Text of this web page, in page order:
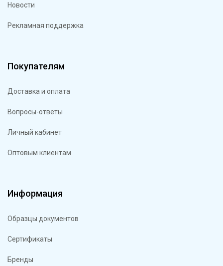
Новости
Рекламная поддержка
Покупателям
Доставка и оплата
Вопросы-ответы
Личный кабинет
Оптовым клиентам
Информация
Образцы документов
Сертификаты
Бренды